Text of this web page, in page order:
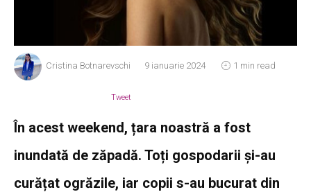
Cristina Botnarevschi 9 ianuarie 2024 1 min read
Tweet
În acest weekend, țara noastră a fost
inundată de zăpadă. Toți gospodarii și-au
curățat ogrăzile, iar copii s-au bucurat din